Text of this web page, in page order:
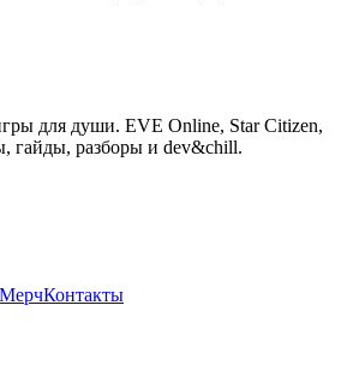
для души. EVE Online, Star Citizen,
гайды, разборы и dev&chill.
МерчКонтакты